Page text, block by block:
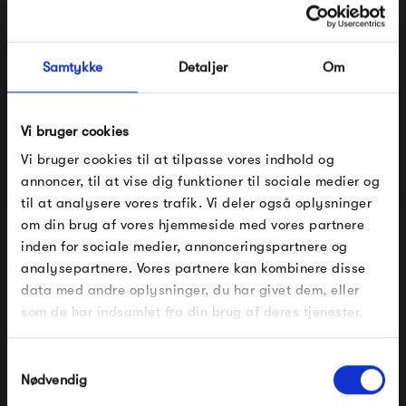
Samtykke Detaljer Om
Vi bruger cookies
Vi bruger cookies til at tilpasse vores indhold og
annoncer, til at vise dig funktioner til sociale medier og
til at analysere vores trafik. Vi deler også oplysninger
om din brug af vores hjemmeside med vores partnere
inden for sociale medier, annonceringspartnere og
analysepartnere. Vores partnere kan kombinere disse
data med andre oplysninger, du har givet dem, eller
som de har indsamlet fra din brug af deres tjenester.
Nødvendig
banalt. Hos HAY har man øje for at kombinere kvalitet med
stilrene linjer og geniale finesser. HAY er uden tvivl et af de
Se alle varer fra HAY
Produkter fra samme kategori
FÅ 10% PÅ DIN NÆSTE ORDRE
Indtast din e-mail, så sender vi rabatkoden til dig på
mail. Minimumsbeløb er 499 kr. for at indløse
rabatten.
Gælder ikke på produkter fra Fermob, File Under